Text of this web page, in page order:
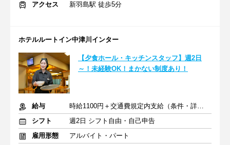
アクセス
新羽島駅 徒歩5分
ホテルルートイン中津川インター
【夕食ホール・キッチンスタッフ】週2日
～！未経験OK！まかない制度あり！
給与
時給1100円＋交通費規定内支給（条件・詳細は面接にて）
シフト
週2日 シフト自由・自己申告
雇用形態
アルバイト・パート